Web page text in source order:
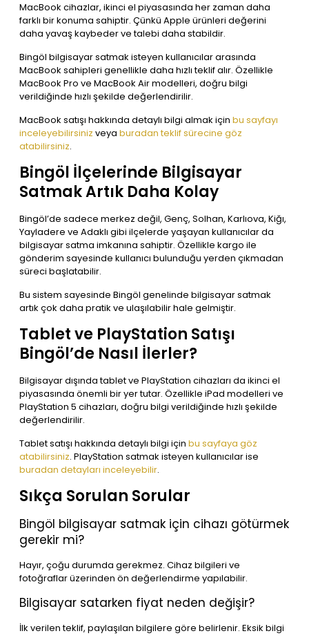
MacBook cihazlar, ikinci el piyasasında her zaman daha
farklı bir konuma sahiptir. Çünkü Apple ürünleri değerini
daha yavaş kaybeder ve talebi daha stabildir.
Bingöl bilgisayar satmak isteyen kullanıcılar arasında
MacBook sahipleri genellikle daha hızlı teklif alır. Özellikle
MacBook Pro ve MacBook Air modelleri, doğru bilgi
verildiğinde hızlı şekilde değerlendirilir.
MacBook satışı hakkında detaylı bilgi almak için bu sayfayı
inceleyebilirsiniz veya buradan teklif sürecine göz
atabilirsiniz.
Bingöl İlçelerinde Bilgisayar
Satmak Artık Daha Kolay
Bingöl’de sadece merkez değil, Genç, Solhan, Karlıova, Kiğı,
Yayladere ve Adaklı gibi ilçelerde yaşayan kullanıcılar da
bilgisayar satma imkanına sahiptir. Özellikle kargo ile
gönderim sayesinde kullanıcı bulunduğu yerden çıkmadan
süreci başlatabilir.
Bu sistem sayesinde Bingöl genelinde bilgisayar satmak
artık çok daha pratik ve ulaşılabilir hale gelmiştir.
Tablet ve PlayStation Satışı
Bingöl’de Nasıl İlerler?
Bilgisayar dışında tablet ve PlayStation cihazları da ikinci el
piyasasında önemli bir yer tutar. Özellikle iPad modelleri ve
PlayStation 5 cihazları, doğru bilgi verildiğinde hızlı şekilde
değerlendirilir.
Tablet satışı hakkında detaylı bilgi için bu sayfaya göz
atabilirsiniz. PlayStation satmak isteyen kullanıcılar ise
buradan detayları inceleyebilir.
Sıkça Sorulan Sorular
Bingöl bilgisayar satmak için cihazı götürmek
gerekir mi?
Hayır, çoğu durumda gerekmez. Cihaz bilgileri ve
fotoğraflar üzerinden ön değerlendirme yapılabilir.
Bilgisayar satarken fiyat neden değişir?
İlk verilen teklif, paylaşılan bilgilere göre belirlenir. Eksik bilgi